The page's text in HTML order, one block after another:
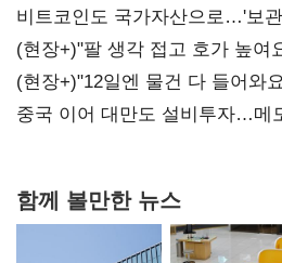
비트코인도 국가자산으로…'보
숙제
(현장+)"팔 생각 접고 호가 높
20억 키맞추기
(현장+)"12일엔 물건 다 들어와
연 홈플러스
중국 이어 대만도 설비투자…메
함께 볼만한 뉴스